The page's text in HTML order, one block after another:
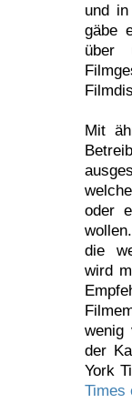
und
gäbe
über
Mit
oder
die
wird
wenig
der
York
Times